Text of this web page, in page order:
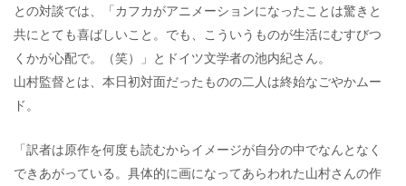
との対談では、「カフカがアニメーションになったことは驚きと
共にとても喜ばしいこと。でも、こういうものが生活にむすびつ
くかが心配で。（笑）」とドイツ文学者の池内紀さん。
山村監督とは、本日初対面だったものの二人は終始なごやかムー
ド。
「訳者は原作を何度も読むからイメージが自分の中でなんとなく
できあがっている。具体的に画になってあらわれた山村さんの作